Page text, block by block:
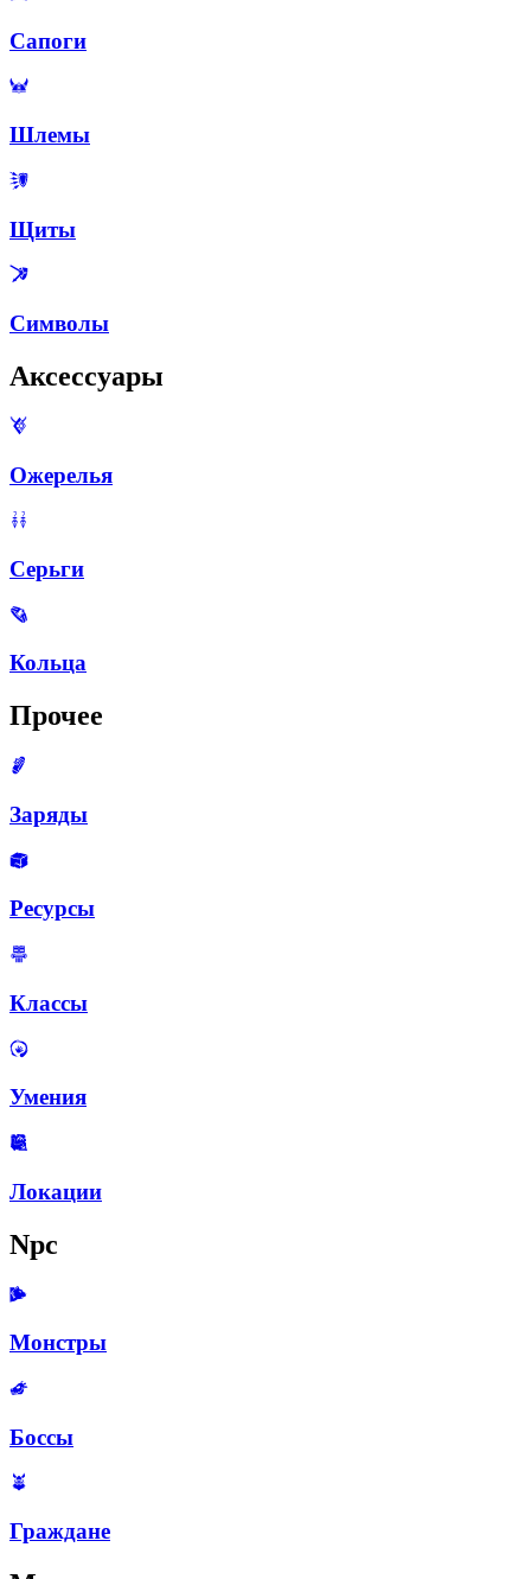
Сапоги
Шлемы
Щиты
Символы
Аксессуары
Ожерелья
Серьги
Кольца
Прочее
Заряды
Ресурсы
Классы
Умения
Локации
Npc
Монстры
Боссы
Граждане